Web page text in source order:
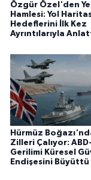
Özgür Özel'den
Hamlesi: Yol
Hedeflerini İlk Kez
Ayrıntılarıyla
Hürmüz
Zilleri Çalıyor:
Gerilimi Küresel
Endişesini Büyüttü